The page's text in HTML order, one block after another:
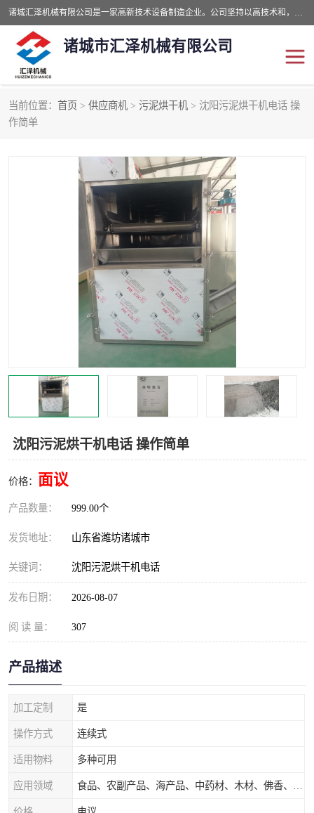
诸城汇泽机械有限公司是一家高新技术设备制造企业。公司坚持以高技术和，高服务于用户，以的环保机械制造设备赢的用户的信赖。现在主要生产死亡畜禽无害化处理和立式和卧式有机肥设备，搅拌机，烘干机，高温发酵机等。污水处理设备，固液分离机。气浮机，化制机等。公司秉承品质，用户至上，科技创新的经营理。
诸城市汇泽机械有限公司
当前位置： 首页 > 供应商机 > 污泥烘干机 > 沈阳污泥烘干机电话 操
作简单
沈阳污泥烘干机电话 操作简单
价格： 面议
产品数量： 999.00个
发货地址： 山东省潍坊诸城市
关键词： 沈阳污泥烘干机电话
发布日期： 2026-08-07
阅 读 量： 307
产品描述
加工定制 是
操作方式 连续式
适用物料 多种可用
应用领域
发酵设备
有机肥设备
纳米膜好氧发酵堆肥机 粪污烘干酶体机
纳米膜发酵
分子膜堆肥仓
分子膜发酵堆肥设备